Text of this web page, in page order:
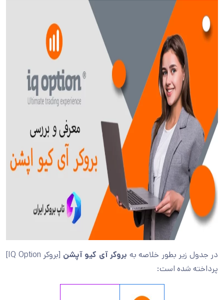
در جدول زیر بطور خلاصه به بروکر آی کیو آپشن
[بروکر IQ Option]
پرداخته شده است: